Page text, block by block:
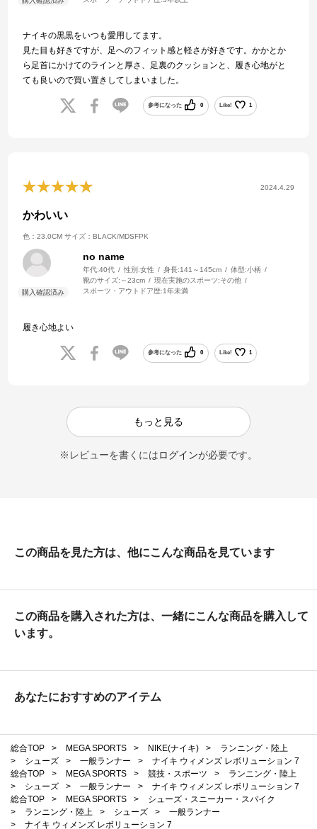
ナイキの黒黒をいつも愛用してます。
見た目も好きですが、足へのフィット感と軽さが好きです。かかとか
ら足首にかけてのラインと厚さ、足裏のクッションと、履き心地がと
ても良いので買い置きしてしまいました。
参考になった 0 Like! 1
2024.4.29
かわいい
色：23.0CM サイズ：BLACK/MDSFPK
no name
年代:40代 性別:女性 身長:141～145cm 体型:小柄
靴のサイズ: ～23cm 現在実施のスポーツ:その他
スポーツ・アウトドア歴:1年未満
履き心地よい
参考になった 0 Like! 1
もっと見る
※レビューを書くにはログインが必要です。
この商品を見た方は、他にこんな商品を見ています
この商品を購入された方は、一緒にこんな商品を購入して
います。
あなたにおすすめのアイテム
総合TOP > MEGA SPORTS > NIKE(ナイキ) >
ランニング・陸上
>
シューズ > 一般ランナー >
ナイキ ウィメンズ レボリューション 7
総合TOP
> MEGA SPORTS > 競技・スポーツ >
ランニング・陸上
>
シューズ > 一般ランナー >
ナイキ ウィメンズ レボリューション 7
総合TOP
> MEGA SPORTS >
シューズ・スニーカー・スパイク
>
ランニング・陸上 > シューズ >
一般ランナー
>
ナイキ ウィメンズ レボリューション 7